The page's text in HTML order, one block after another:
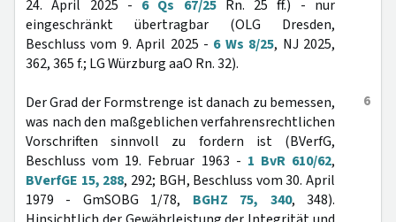
24. April 2025 - 6 Qs 67/25Rn. 25 ff.) - nur
eingeschränkt übertragbar (OLG Dresden,
Beschluss vom 9. April 2025 - 6 Ws 8/25, NJ 2025,
362, 365 f.; LG Würzburg aaO Rn. 32).
6
Der Grad der Formstrenge ist danach zu bemessen,
was nach den maßgeblichen verfahrensrechtlichen
Vorschriften sinnvoll zu fordern ist (BVerfG,
Beschluss vom 19. Februar 1963 - 1 BvR 610/62,
BVerfGE 15, 288, 292; BGH, Beschluss vom 30. April
1979 - GmSOBG 1/78, BGHZ 75, 340, 348).